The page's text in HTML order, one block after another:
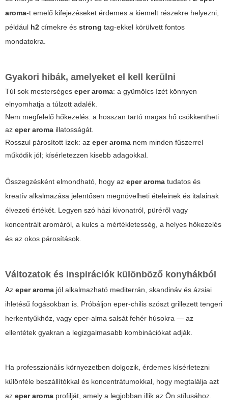
aroma-t emelő kifejezéseket érdemes a kiemelt részekre helyezni,
például h2 címekre és strong tag-ekkel körülvett fontos
mondatokra.
Gyakori hibák, amelyeket el kell kerülni
Túl sok mesterséges eper aroma: a gyümölcs ízét könnyen
elnyomhatja a túlzott adalék.
Nem megfelelő hőkezelés: a hosszan tartó magas hő csökkentheti
az eper aroma illatosságát.
Rosszul párosított ízek: az eper aroma nem minden fűszerrel
működik jól; kísérletezzen kisebb adagokkal.
Összegzésként elmondható, hogy az eper aroma tudatos és
kreatív alkalmazása jelentősen megnövelheti ételeinek és italainak
élvezeti értékét. Legyen szó házi kivonatról, püréről vagy
koncentrált aromáról, a kulcs a mértékletesség, a helyes hőkezelés
és az okos párosítások.
Változatok és inspirációk különböző konyhákból
Az eper aroma jól alkalmazható mediterrán, skandináv és ázsiai
ihletésű fogásokban is. Próbáljon eper-chilis szószt grillezett tengeri
herkentyűkhöz, vagy eper-alma salsát fehér húsokra — az
ellentétek gyakran a legizgalmasabb kombinációkat adják.
Ha professzionális környezetben dolgozik, érdemes kísérletezni
különféle beszállítókkal és koncentrátumokkal, hogy megtalálja azt
az eper aroma profilját, amely a legjobban illik az Ön stílusához.